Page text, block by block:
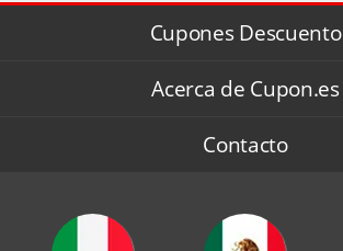
Cupones Descuento
Acerca de Cupon.es
Contacto